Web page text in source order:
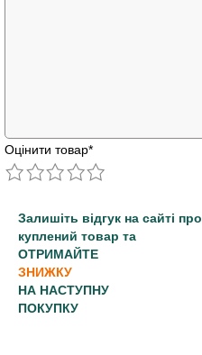
Оцінити товар*
Залишіть відгук на сайті про
куплений товар та
ОТРИМАЙТЕ
ЗНИЖКУ
НА НАСТУПНУ
ПОКУПКУ